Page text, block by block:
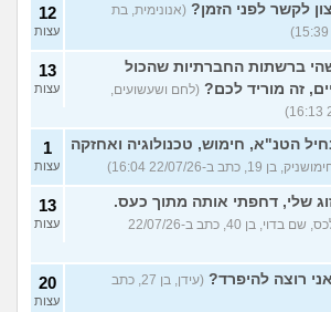
לקשר לפני הזמן? (אנונימית, בת
12
עצות
ברשתות החברתיות שהכול
זה מוריד לכם? (לחם ושעשועים,
13
עצות
הטנ"א, חימוש, טכנולוגיה ואחזקה
בן 19, כתב ב-22/07/26 16:04)
1
עצות
שלי, דחפתי אותה מתוך כעס.
(אלכס, שם בדוי, בן 40, כתב ב-22/07/26
13
עצות
רוצה להיפרד?
(עידן, בן 27, כתב
20
עצות